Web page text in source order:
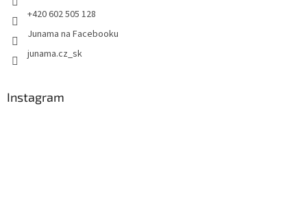
+420 602 505 128
Junama na Facebooku
junama.cz_sk
Instagram